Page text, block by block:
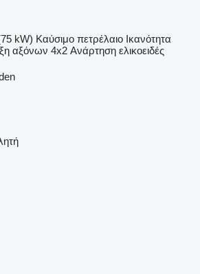
kW) Καύσιμο πετρέλαιο Ικανότητα
αξόνων 4x2 Ανάρτηση ελικοειδές